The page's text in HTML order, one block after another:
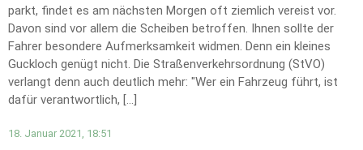
parkt, findet es am nächsten Morgen oft ziemlich vereist vor.
Davon sind vor allem die Scheiben betroffen. Ihnen sollte der
Fahrer besondere Aufmerksamkeit widmen. Denn ein kleines
Guckloch genügt nicht. Die Straßenverkehrsordnung (StVO)
verlangt denn auch deutlich mehr: "Wer ein Fahrzeug führt, ist
dafür verantwortlich, […]
18. Januar 2021, 18:51